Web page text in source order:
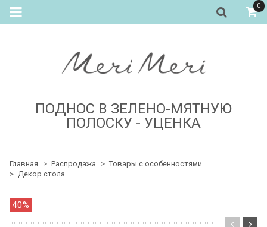
0
ПОДНОС В ЗЕЛЕНО-МЯТНУЮ
ПОЛОСКУ - УЦЕНКА
Главная Распродажа
Товары с особенностями
Декор стола
40%